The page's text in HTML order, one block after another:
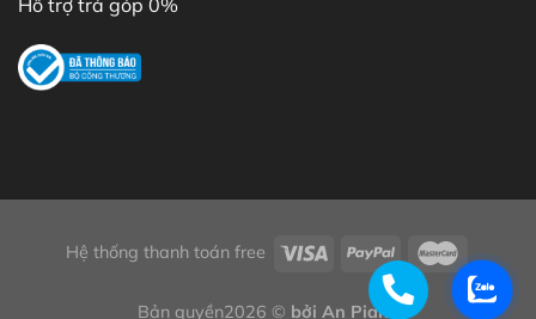
Hệ thống thanh toán free
Bản quyền2026 © bởi An Piano